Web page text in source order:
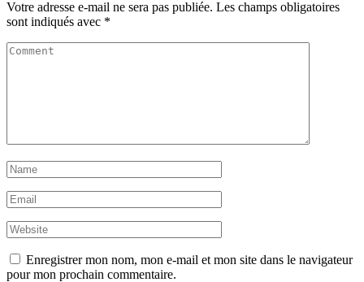
Votre adresse e-mail ne sera pas publiée. Les champs obligatoires
sont indiqués avec *
Enregistrer mon nom, mon e-mail et mon site dans le navigateur
pour mon prochain commentaire.